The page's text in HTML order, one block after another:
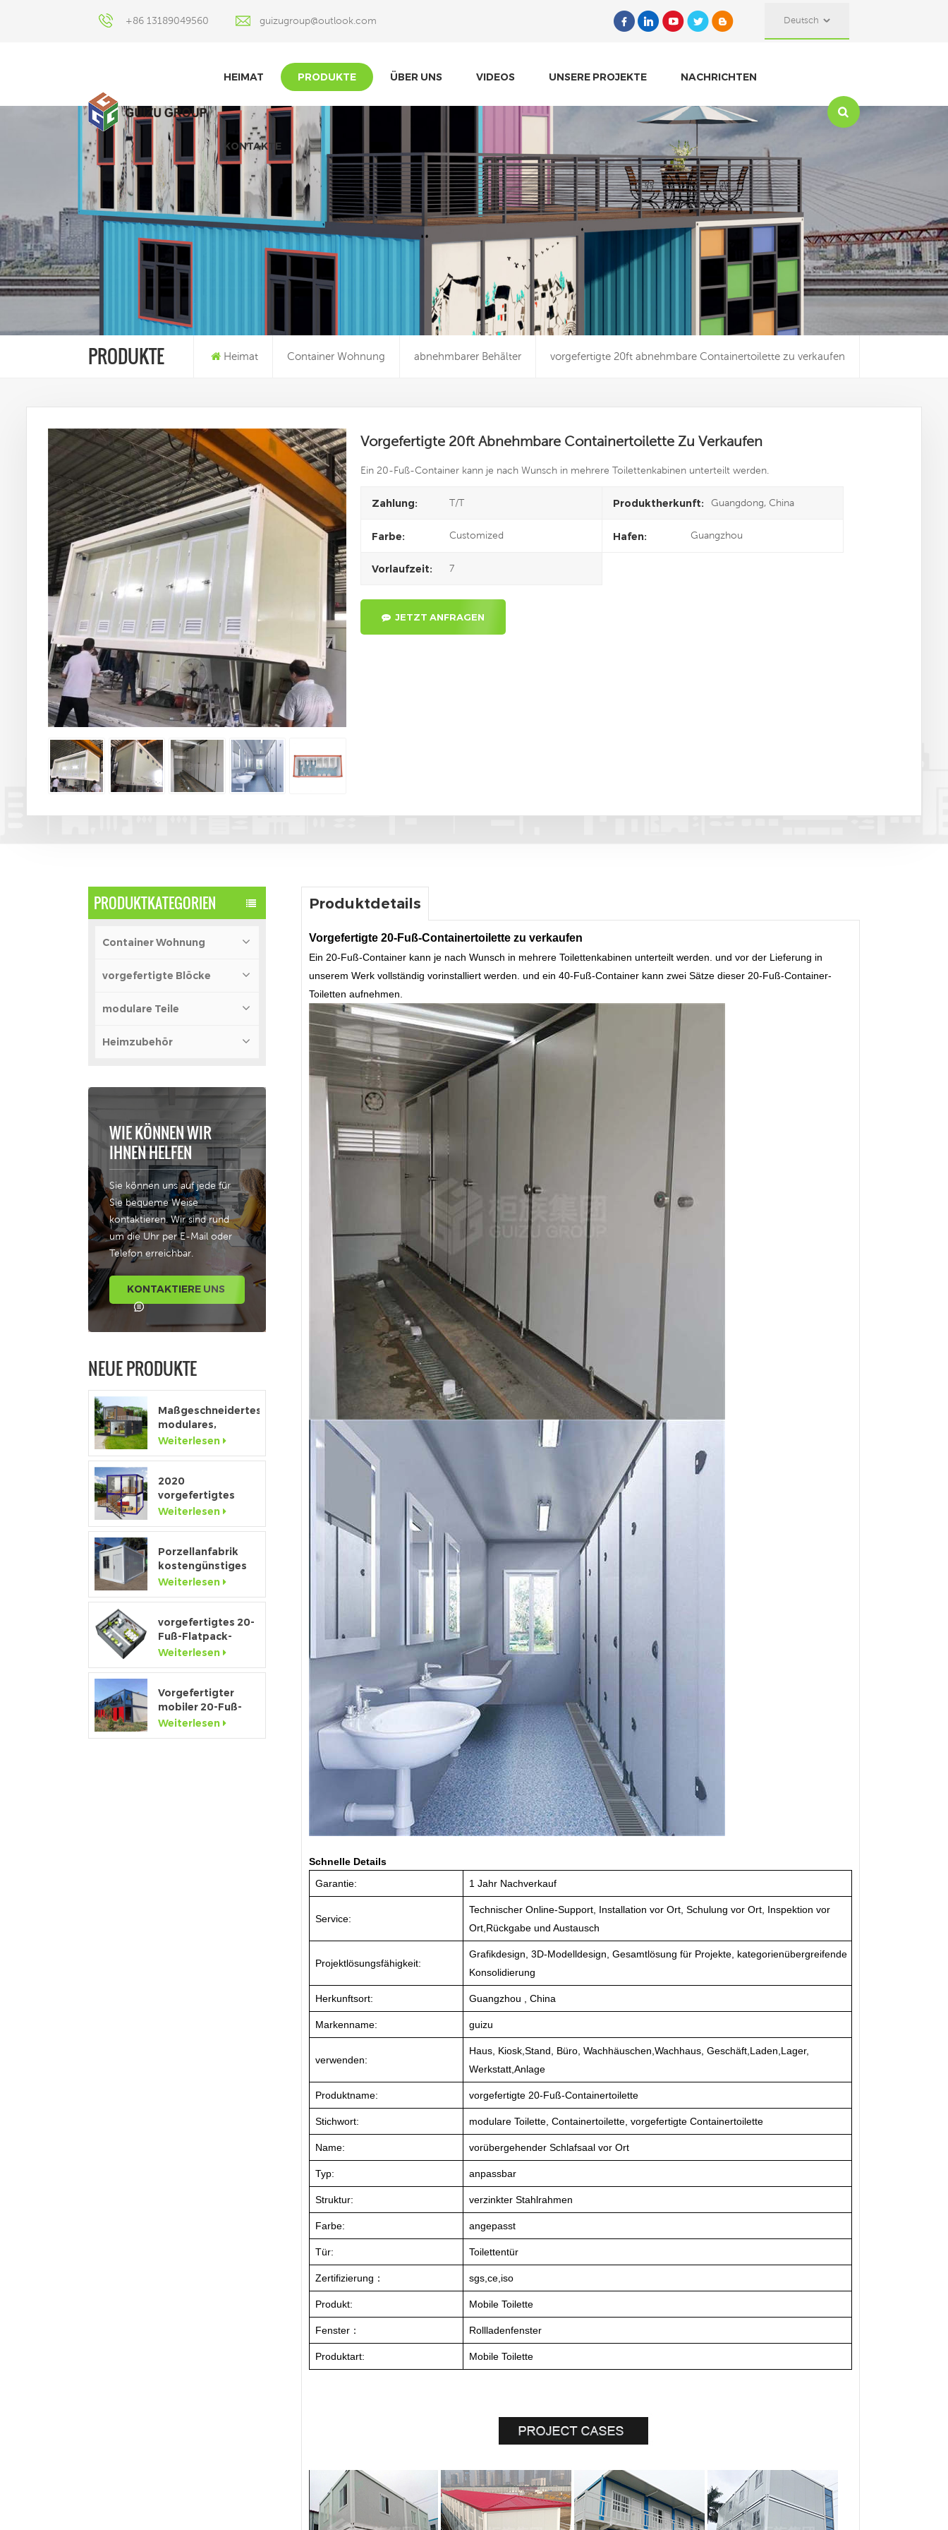
+86 13189049560 guizugroup@outlook.com Deutsch
HEIMAT PRODUKTE ÜBER UNS VIDEOS UNSERE PROJEKTE NACHRICHTEN
KONTAKTE
PRODUKTE Heimat Container Wohnung abnehmbarer Behälter vorgefertigte 20ft abnehmbare Containertoilette zu verkaufen
Vorgefertigte 20ft Abnehmbare Containertoilette Zu Verkaufen
Ein 20-Fuß-Container kann je nach Wunsch in mehrere Toilettenkabinen unterteilt werden.
Zahlung: T/T Produktherkunft: Guangdong, China
Farbe: Customized Hafen: Guangzhou
Vorlaufzeit: 7
JETZT ANFRAGEN
PRODUKTKATEGORIEN
Container Wohnung
vorgefertigte Blöcke
modulare Teile
Heimzubehör
WIE KÖNNEN WIR
IHNEN HELFEN
Sie können uns auf jede für
Sie bequeme Weise
kontaktieren. Wir sind rund
um die Uhr per E-Mail oder
Telefon erreichbar.
KONTAKTIERE UNS
NEUE PRODUKTE
Maßgeschneidertes,
modulares,
tragbares High-
End-Fenster in
Weiterlesen
2020
vorgefertigtes
Luxus-Flatpack-
Containerhaus mit
Weiterlesen
Porzellanfabrik
kostengünstiges
abnehmbares
Containerhaus zu
Weiterlesen
vorgefertigtes 20-
Fuß-Flatpack-
Containerbüro für
Baustellen
Weiterlesen
Vorgefertigter
mobiler 20-Fuß-
Containerhaus-
Showroom mit
Weiterlesen
Produktdetails
Vorgefertigte 20-Fuß-Containertoilette zu verkaufen
Ein 20-Fuß-Container kann je nach Wunsch in mehrere Toilettenkabinen unterteilt werden. und vor der Lieferung in
unserem Werk vollständig vorinstalliert werden. und ein 40-Fuß-Container kann zwei Sätze dieser 20-Fuß-Container-
Toiletten aufnehmen.
Schnelle Details
Garantie:
1 Jahr Nachverkauf
Service:
Technischer Online-Support, Installation vor Ort, Schulung vor Ort, Inspektion vor
Ort,Rückgabe und Austausch
Projektlösungsfähigkeit:
Grafikdesign, 3D-Modelldesign, Gesamtlösung für Projekte, kategorienübergreifende
Konsolidierung
Herkunftsort: Guangzhou , China
Markenname: guizu
verwenden:
Haus, Kiosk,Stand, Büro, Wachhäuschen,Wachhaus, Geschäft,Laden,Lager,
Werkstatt,Anlage
Produktname: vorgefertigte 20-Fuß-Containertoilette
Stichwort: modulare Toilette, Containertoilette, vorgefertigte Containertoilette
Name: vorübergehender Schlafsaal vor Ort
Typ: anpassbar
Struktur: verzinkter Stahlrahmen
Farbe: angepasst
Tür: Toilettentür
Zertifizierung ： sgs,ce,iso
Produkt: Mobile Toilette
Fenster： Rollladenfenster
Produktart: Mobile Toilette